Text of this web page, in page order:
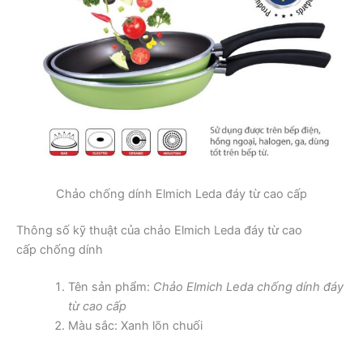
Chảo chống dính Elmich Leda đáy từ cao cấp
Thông số kỹ thuật của chảo Elmich Leda đáy từ cao
cấp chống dính
Tên sản phẩm: Chảo Elmich Leda chống dính đáy
từ cao cấp
Màu sắc: Xanh lõn chuối